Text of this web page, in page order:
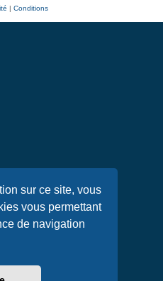
sur ce site, vous
vous permettant
de navigation
| Conditions